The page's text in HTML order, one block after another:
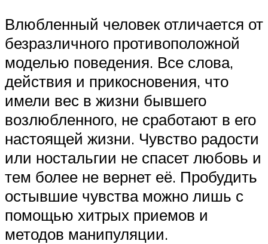
Влюбленный человек отличается от
безразличного противоположной
моделью поведения. Все слова,
действия и прикосновения, что
имели вес в жизни бывшего
возлюбленного, не сработают в его
настоящей жизни. Чувство радости
или ностальгии не спасет любовь и
тем более не вернет её. Пробудить
остывшие чувства можно лишь с
помощью хитрых приемов и
методов манипуляции.